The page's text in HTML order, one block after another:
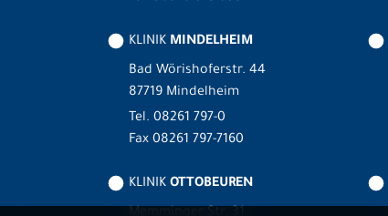
KLINIK MINDELHEIM
Bad Wörishoferstr. 44
87719 Mindelheim
Tel. 08261 797-0
Fax 08261 797-7160
KLINIK OTTOBEUREN